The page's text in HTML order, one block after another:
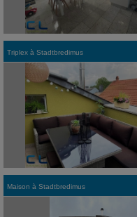
Triplex à Stadtbredimus
Maison à Stadtbredimus